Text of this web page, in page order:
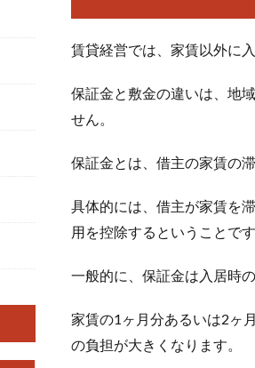
賃貸経営では、家賃以外に
保証金と敷金の違いは、地
せん。
保証金とは、借主の家賃の
具体的には、借主が家賃を
用を控除するということです
一般的に、保証金は入居時
家賃の1ヶ月分あるいは2ヶ
の負担が大きくなります。